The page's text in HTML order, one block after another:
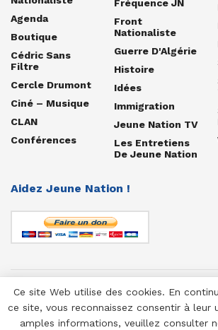
Agenda
Boutique
Cédric Sans
Filtre
Cercle Drumont
Ciné – Musique
CLAN
Conférences
Fréquence JN
Front
Nationaliste
Guerre D'Algérie
Histoire
Idées
Immigration
Jeune Nation TV
Les Entretiens
De Jeune Nation
Aidez Jeune Nation !
© 1958-2025 Jeune Nation
Ce site Web utilise des cookies. En
ce site, vous reconnaissez consentir à leur
amples informations, veuillez consulter